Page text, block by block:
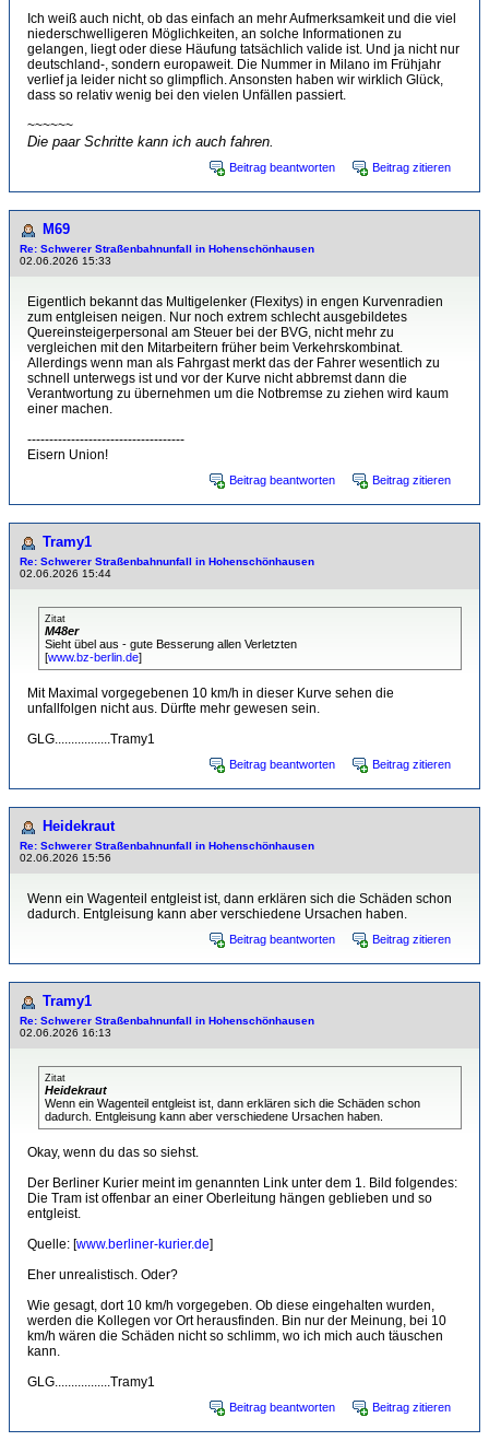
Ich weiß auch nicht, ob das einfach an mehr Aufmerksamkeit und die viel
niederschwelligeren Möglichkeiten, an solche Informationen zu
gelangen, liegt oder diese Häufung tatsächlich valide ist. Und ja nicht nur
deutschland-, sondern europaweit. Die Nummer in Milano im Frühjahr
verlief ja leider nicht so glimpflich. Ansonsten haben wir wirklich Glück,
dass so relativ wenig bei den vielen Unfällen passiert.
~~~~~~
Die paar Schritte kann ich auch fahren.
Beitrag beantworten Beitrag zitieren
M69
Re: Schwerer Straßenbahnunfall in Hohenschönhausen
02.06.2026 15:33
Eigentlich bekannt das Multigelenker (Flexitys) in engen Kurvenradien
zum entgleisen neigen. Nur noch extrem schlecht ausgebildetes
Quereinsteigerpersonal am Steuer bei der BVG, nicht mehr zu
vergleichen mit den Mitarbeitern früher beim Verkehrskombinat.
Allerdings wenn man als Fahrgast merkt das der Fahrer wesentlich zu
schnell unterwegs ist und vor der Kurve nicht abbremst dann die
Verantwortung zu übernehmen um die Notbremse zu ziehen wird kaum
einer machen.
------------------------------------
Eisern Union!
Beitrag beantworten Beitrag zitieren
Tramy1
Re: Schwerer Straßenbahnunfall in Hohenschönhausen
02.06.2026 15:44
Zitat
M48er
Sieht übel aus - gute Besserung allen Verletzten
[www.bz-berlin.de]
Mit Maximal vorgegebenen 10 km/h in dieser Kurve sehen die
unfallfolgen nicht aus. Dürfte mehr gewesen sein.
GLG.................Tramy1
Beitrag beantworten Beitrag zitieren
Heidekraut
Re: Schwerer Straßenbahnunfall in Hohenschönhausen
02.06.2026 15:56
Wenn ein Wagenteil entgleist ist, dann erklären sich die Schäden schon
dadurch. Entgleisung kann aber verschiedene Ursachen haben.
Beitrag beantworten Beitrag zitieren
Tramy1
Re: Schwerer Straßenbahnunfall in Hohenschönhausen
02.06.2026 16:13
Zitat
Heidekraut
Wenn ein Wagenteil entgleist ist, dann erklären sich die Schäden schon
dadurch. Entgleisung kann aber verschiedene Ursachen haben.
Okay, wenn du das so siehst.
Der Berliner Kurier meint im genannten Link unter dem 1. Bild folgendes:
Die Tram ist offenbar an einer Oberleitung hängen geblieben und so
entgleist.
Quelle: [www.berliner-kurier.de]
Eher unrealistisch. Oder?
Wie gesagt, dort 10 km/h vorgegeben. Ob diese eingehalten wurden,
werden die Kollegen vor Ort herausfinden. Bin nur der Meinung, bei 10
km/h wären die Schäden nicht so schlimm, wo ich mich auch täuschen
kann.
GLG.................Tramy1
Beitrag beantworten Beitrag zitieren